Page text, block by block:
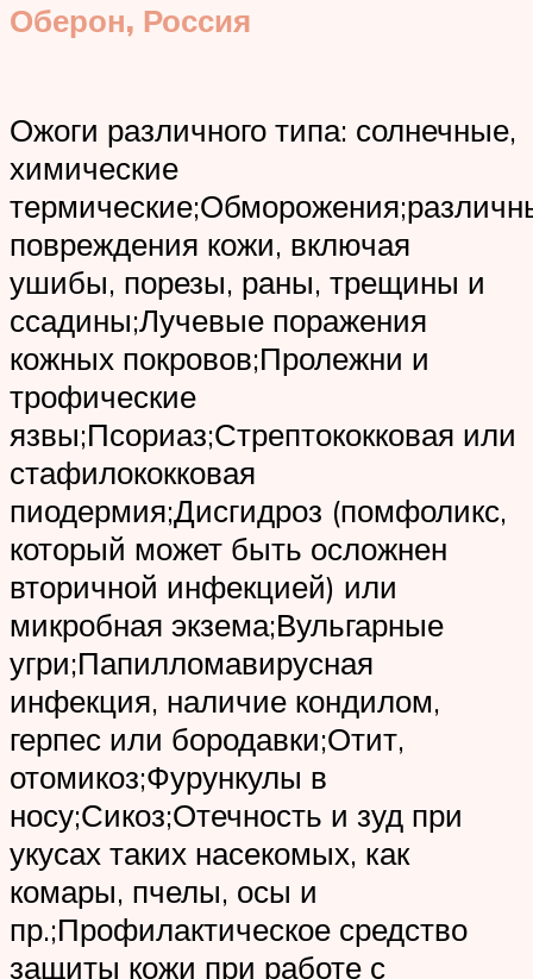
Оберон, Россия
Ожоги различного типа: солнечные,
химические
повреждения кожи, включая
ушибы, порезы, раны, трещины и
ссадины;Лучевые поражения
кожных покровов;Пролежни и
трофические
язвы;Псориаз;Стрептококковая или
стафилококковая
пиодермия;Дисгидроз (помфоликс,
который может быть осложнен
вторичной инфекцией) или
микробная экзема;Вульгарные
угри;Папилломавирусная
инфекция, наличие кондилом,
герпес или бородавки;Отит,
отомикоз;Фурункулы в
носу;Сикоз;Отечность и зуд при
укусах таких насекомых, как
комары, пчелы, осы и
пр.;Профилактическое средство
защиты кожи при работе с